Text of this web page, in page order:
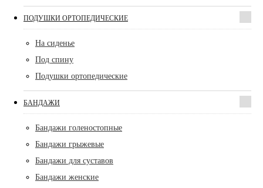
ПОДУШКИ ОРТОПЕДИЧЕСКИЕ
На сиденье
Под спину
Подушки ортопедические
БАНДАЖИ
Бандажи голеностопные
Бандажи грыжевые
Бандажи для суставов
Бандажи женские